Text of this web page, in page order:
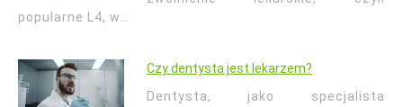
popularne L4, w…
Czy dentysta jest lekarzem?
Dentysta, jako specjalista